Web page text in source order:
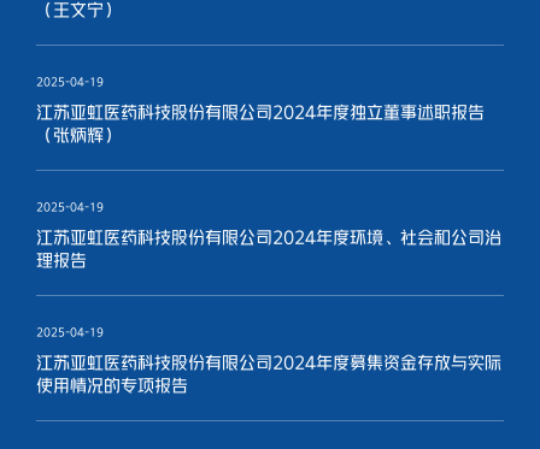
（王文宁）
2025-04-19
江苏亚虹医药科技股份有限公司2024年度独立董事述职报告
（张炳辉）
2025-04-19
江苏亚虹医药科技股份有限公司2024年度环境、社会和公司治
理报告
2025-04-19
江苏亚虹医药科技股份有限公司2024年度募集资金存放与实际
使用情况的专项报告